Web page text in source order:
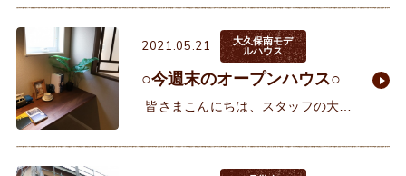
か。例年であればこの時節、過ごし
やすい晩春のはずが既に
2021.05.21
大久保南モデ
ルハウス
○今週末のオープンハウス○
皆さまこんにちは、スタッフの大西
大久保南モデルハウスにて開催いた
します！日時 5/22日（土）・23（